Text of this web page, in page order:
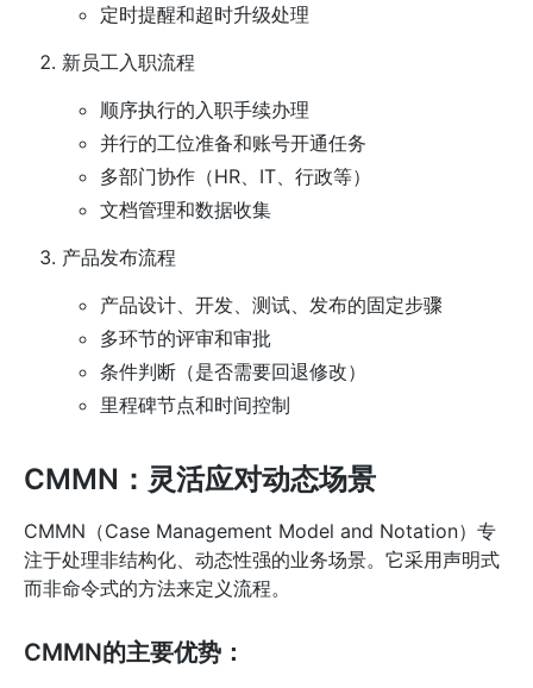
定时提醒和超时升级处理
新员工入职流程
顺序执行的入职手续办理
并行的工位准备和账号开通任务
多部门协作（HR、IT、行政等）
文档管理和数据收集
产品发布流程
产品设计、开发、测试、发布的固定步骤
多环节的评审和审批
条件判断（是否需要回退修改）
里程碑节点和时间控制
CMMN：灵活应对动态场景
CMMN（Case Management Model and Notation）专
注于处理非结构化、动态性强的业务场景。它采用声明式
而非命令式的方法来定义流程。
CMMN的主要优势：